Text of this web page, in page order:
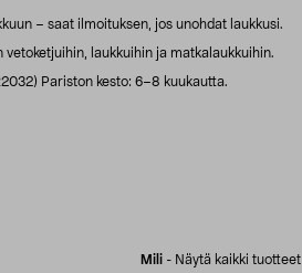
– saat ilmoituksen, jos unohdat laukkusi.
laukkuihin ja matkalaukkuihin.
Pariston kesto: 6–8 kuukautta.
Mili - Näytä kaikki tuotteet